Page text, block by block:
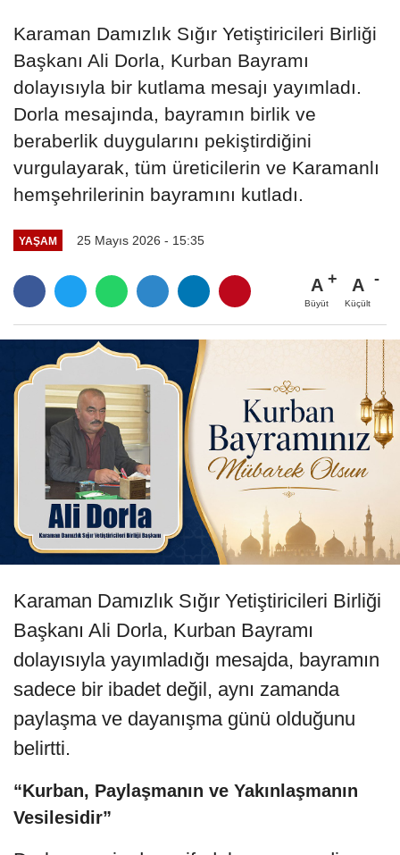
Karaman Damızlık Sığır Yetiştiricileri Birliği
Başkanı Ali Dorla, Kurban Bayramı
dolayısıyla bir kutlama mesajı yayımladı.
Dorla mesajında, bayramın birlik ve
beraberlik duygularını pekiştirdiğini
vurgulayarak, tüm üreticilerin ve Karamanlı
hemşehrilerinin bayramını kutladı.
YAŞAM 25 Mayıs 2026 - 15:35
A
Büyüt
A
Küçült
Karaman Damızlık Sığır Yetiştiricileri Birliği
Başkanı Ali Dorla, Kurban Bayramı
dolayısıyla yayımladığı mesajda, bayramın
sadece bir ibadet değil, aynı zamanda
paylaşma ve dayanışma günü olduğunu
belirtti.
“Kurban, Paylaşmanın ve Yakınlaşmanın
Vesilesidir”